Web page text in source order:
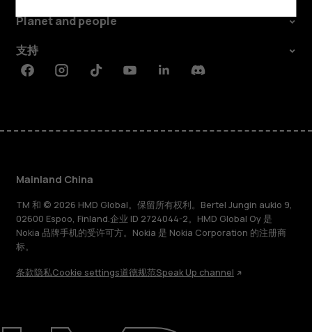
Planet and people
支持
FacebookInstagramTiktokYoutubeLinkedinDiscord
Mainland China
TM 和 © 2026 HMD Global。保留所有权利。Bertel Jungin aukio 9,
02600 Espoo, Finland.企业 ID 2724044-2。HMD Global Oy 是
Nokia 品牌手机的受许可方。Nokia 是 Nokia Corporation 的注册商
标。
条款隐私Cookie settings道德规范Speak Up channel